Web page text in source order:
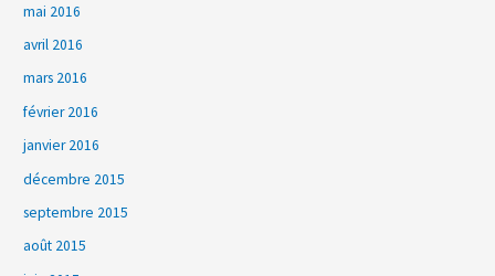
mai 2016
avril 2016
mars 2016
février 2016
janvier 2016
décembre 2015
septembre 2015
août 2015